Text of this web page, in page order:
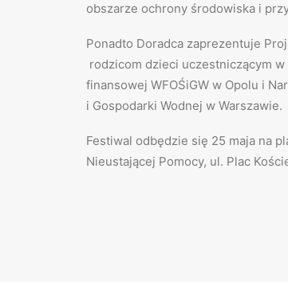
obszarze ochrony środowiska i
Ponadto Doradca zaprezentuje
rodzicom dzieci uczestniczącym
finansowej WFOŚiGW w Opolu i
i Gospodarki Wodnej w Warszawie.
Festiwal odbędzie się 25 maja na
Nieustającej Pomocy, ul. Plac